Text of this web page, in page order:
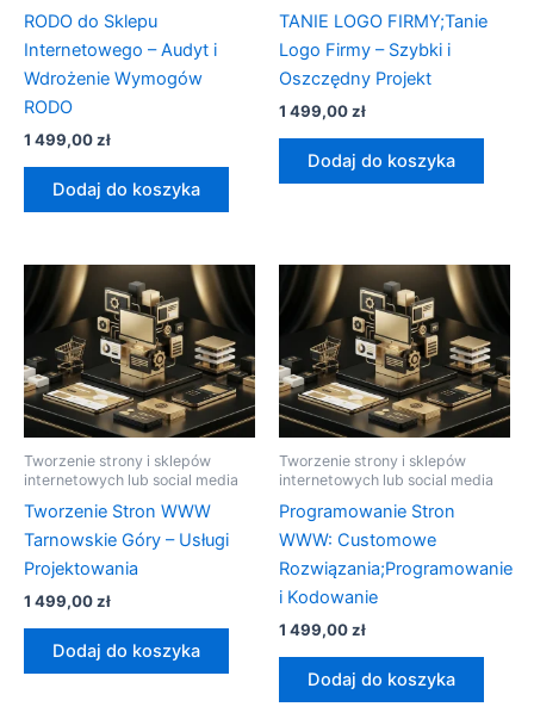
RODO do Sklepu
Internetowego – Audyt i
Wdrożenie Wymogów
RODO
1 499,00zł
Dodaj do koszyka
TANIE LOGO FIRMY;Tanie
Logo Firmy – Szybki i
Oszczędny Projekt
1 499,00zł
Dodaj do koszyka
Tworzenie strony i sklepów
internetowych lub social media
Tworzenie Stron WWW
Tarnowskie Góry – Usługi
Projektowania
1 499,00zł
Dodaj do koszyka
Tworzenie strony i sklepów
internetowych lub social media
Programowanie Stron
WWW: Customowe
Rozwiązania;Programowanie
i Kodowanie
1 499,00zł
Dodaj do koszyka